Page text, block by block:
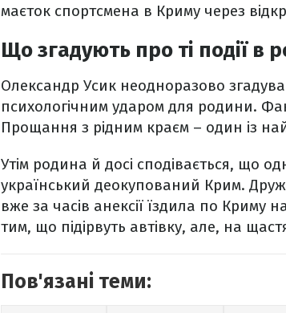
маєток спортсмена в Криму через
Що згадують про ті події в
Олександр Усик неодноразово
психологічним ударом для родини.
Прощання з рідним краєм – один із
Утім родина й досі сподівається, що
український деокупований Крим.
вже за часів анексії їздила по Криму
тим, що підірвуть автівку, але, на
Пов'язані теми: